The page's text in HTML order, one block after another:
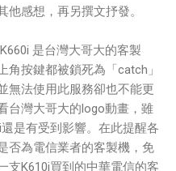
感想，再另撰文抒發。
是台灣大哥大的客製
按鍵都被鎖死為「catch」
無法使用此服務卻也不能更
台灣大哥大的logo動畫，雖
是有受到影響。在此提醒各
否為電信業者的客製機，免
支K610i買到的中華電信的客